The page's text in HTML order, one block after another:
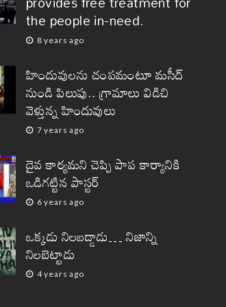
the people in-need.
8 years ago
హిందువులను చంపమంటూ మసీద్
నుండి పిలుపు.. గ్రామాలు విడిచి
వెళ్తున్న హిందువులు
7 years ago
దైవ కార్యమని చెప్పి పాప కార్యానికి
ఒడిగట్టిన పాస్టర్
6 years ago
ఒక్కడు నిలబడ్డాడు… నిజాన్ని
నిలబెట్టాడు
4 years ago
తెలుగు మీడియా చరిత్రలో
తొలిసారి… కాశ్మీరీ పండిట్లతో
ముఖాముఖి.
News videos 7 years ago